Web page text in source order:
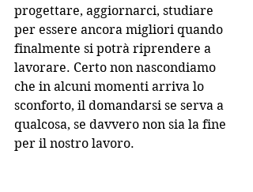
progettare, aggiornarci, studiare
per essere ancora migliori quando
finalmente si potrà riprendere a
lavorare. Certo non nascondiamo
che in alcuni momenti arriva lo
sconforto, il domandarsi se serva a
qualcosa, se davvero non sia la fine
per il nostro lavoro.